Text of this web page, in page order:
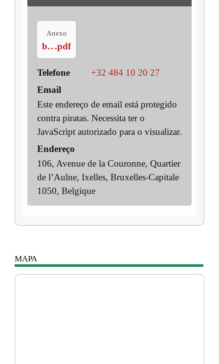
Anexo
bacalhau-2026.pdf
Telefone
+32 484 10 20 27
Email
Este endereço de email está protegido
contra piratas. Necessita ter o
JavaScript autorizado para o visualizar.
Endereço
106, Avenue de la Couronne, Quartier
de l’Aulne, Ixelles, Bruxelles-Capitale
1050, Belgique
MAPA